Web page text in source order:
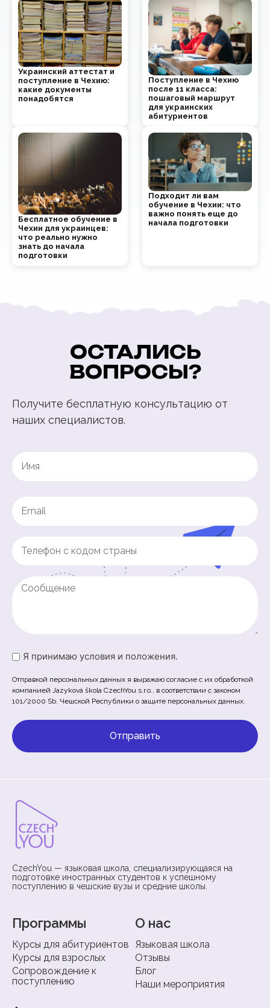
Украинский аттестат и
поступление в Чехию:
какие документы
понадобятся
Поступление в Чехию
после 11 класса:
пошаговый маршрут
для украинских
абитуриентов
Бесплатное обучение в
Чехии для украинцев:
что реально нужно
знать до начала
подготовки
Подходит ли вам
обучение в Чехии: что
важно понять еще до
начала подготовки
ОСТАЛИСЬ
ВОПРОСЫ?
Получите бесплатную консультацию от
наших специалистов.
(Обязательно)
Untitled
Untitled
Я принимаю условия и положения.
Отправкой персональных данных я выражаю согласие с их обработкой
компанией Jazyková škola CzechYou s.r.o., в соответствии с законом
101/2000 Sb. Чешской Республики о защите персональных данных.
CzechYou — языковая школа, специализирующаяся на
подготовке иностранных студентов к успешному
поступлению в чешские вузы и средние школы.
Программы
Курсы для абитуриентов
Курсы для взрослых
Сопровождение к
поступлению
О нас
Языковая школа
Отзывы
Блог
Наши мероприятия